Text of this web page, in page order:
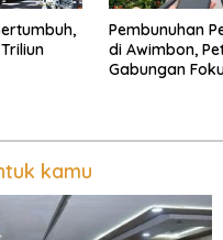
Pembunuhan
di Awimbon,
Gabungan
kamu